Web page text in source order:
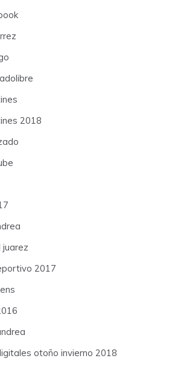
2018
2017
otoño invierno 2018